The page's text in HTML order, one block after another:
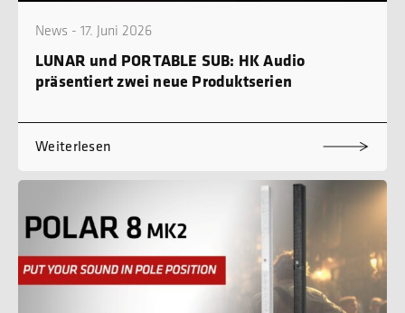
News - 17. Juni 2026
LUNAR und PORTABLE SUB: HK Audio
präsentiert zwei neue Produktserien
Weiterlesen